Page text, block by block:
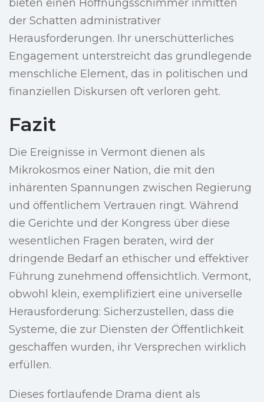
bieten einen Hoffnungsschimmer inmitten
der Schatten administrativer
Herausforderungen. Ihr unerschütterliches
Engagement unterstreicht das grundlegende
menschliche Element, das in politischen und
finanziellen Diskursen oft verloren geht.
Fazit
Die Ereignisse in Vermont dienen als
Mikrokosmos einer Nation, die mit den
inhärenten Spannungen zwischen Regierung
und öffentlichem Vertrauen ringt. Während
die Gerichte und der Kongress über diese
wesentlichen Fragen beraten, wird der
dringende Bedarf an ethischer und effektiver
Führung zunehmend offensichtlich. Vermont,
obwohl klein, exemplifiziert eine universelle
Herausforderung: Sicherzustellen, dass die
Systeme, die zur Diensten der Öffentlichkeit
geschaffen wurden, ihr Versprechen wirklich
erfüllen.
Dieses fortlaufende Drama dient als